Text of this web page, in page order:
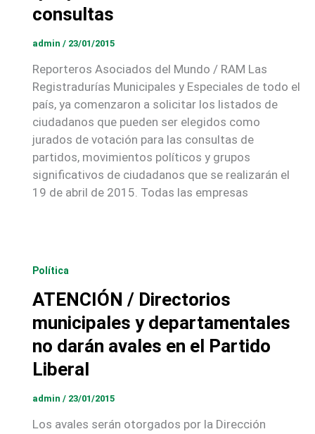
consultas
admin / 23/01/2015
Reporteros Asociados del Mundo / RAM Las
Registradurías Municipales y Especiales de todo el
país, ya comenzaron a solicitar los listados de
ciudadanos que pueden ser elegidos como
jurados de votación para las consultas de
partidos, movimientos políticos y grupos
significativos de ciudadanos que se realizarán el
19 de abril de 2015. Todas las empresas
Política
ATENCIÓN / Directorios
municipales y departamentales
no darán avales en el Partido
Liberal
admin / 23/01/2015
Los avales serán otorgados por la Dirección